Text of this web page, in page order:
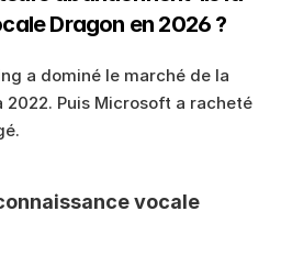
Dragon en 2026 ?
a dominé le marché de la
2022. Puis Microsoft a racheté
vocale